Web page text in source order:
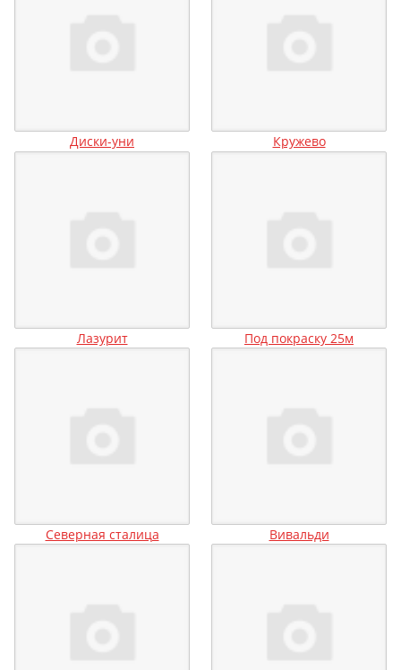
Диски-уни Кружево
Лазурит Под покраску 25м
Северная сталица Вивальди